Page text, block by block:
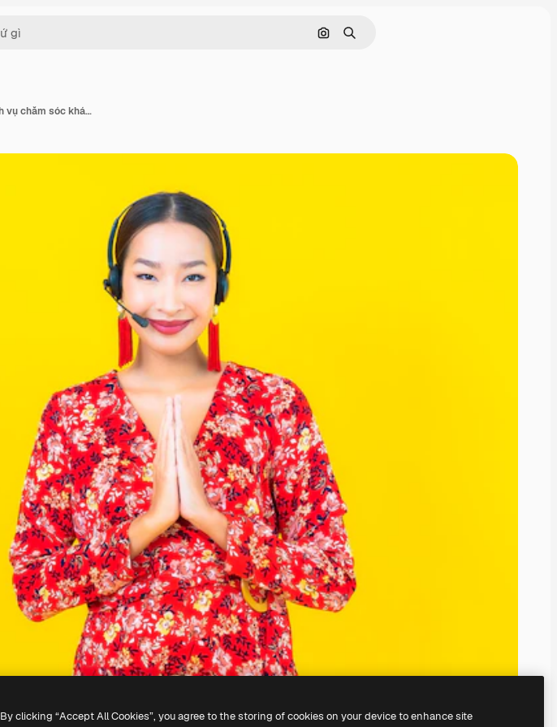
Tìm kiếm bằng hình ảnh
Tìm kiếm
Chân dung người phụ nữ châu Á trẻ đẹp đeo tai nghe cho dịch vụ chăm sóc khách hàng của tổng đài trên nền tường vàng
By clicking “Accept All Cookies”, you agree to the storing of cookies on your device to enhance site